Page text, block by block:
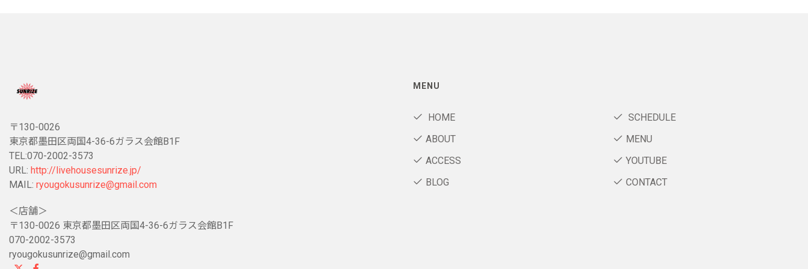
〒130-0026
東京都墨田区両国4-36-6ガラス会館B1F
TEL:070-2002-3573
URL: http://livehousesunrize.jp/
MAIL: ryougokusunrize@gmail.com
＜店舗＞
〒130-0026 東京都墨田区両国4-36-6ガラス会館B1F
070-2002-3573
ryougokusunrize@gmail.com
MENU
HOME
SCHEDULE
ABOUT
MENU
ACCESS
YOUTUBE
BLOG
CONTACT